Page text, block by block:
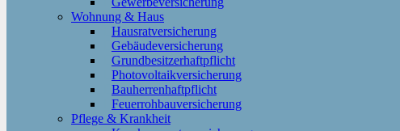
Wohnung & Haus
Hausratversicherung
Gebäudeversicherung
Grundbesitzerhaftpflicht
Photovoltaikversicherung
Bauherrenhaftpflicht
Feuerrohbauversicherung
Pflege & Krankheit